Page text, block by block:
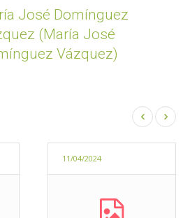
José Domínguez
(María José
Vázquez)
11/04/2024